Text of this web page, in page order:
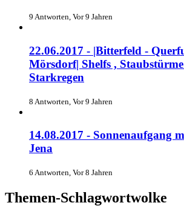
9 Antworten, Vor 9 Jahren
22.06.2017 - |Bitterfeld -
Mörsdorf| Shelfs ,
Starkregen
8 Antworten, Vor 9 Jahren
14.08.2017 - Sonnenaufgang
Jena
6 Antworten, Vor 8 Jahren
Themen-Schlagwortwolke